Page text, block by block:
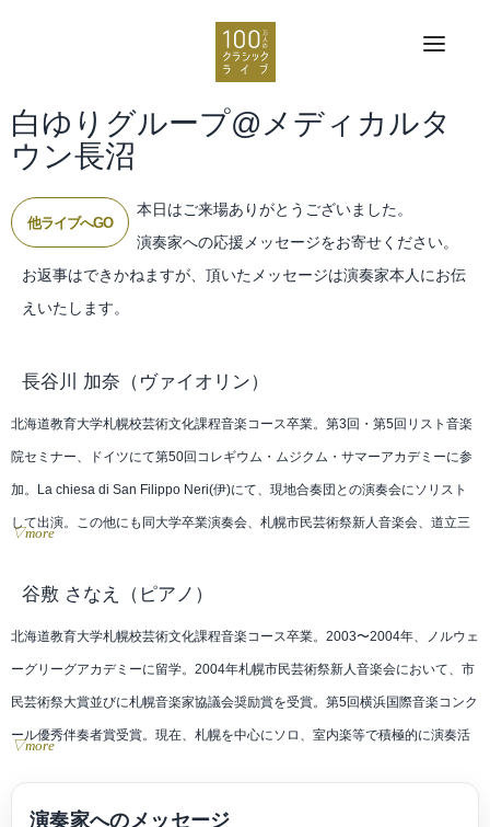
白ゆりグループ@メディカルタ
ウン長沼
他ライブへGO
本日はご来場ありがとうございました。
演奏家への応援メッセージをお寄せください。
お返事はできかねますが、頂いたメッセージは演奏家本人にお伝
えいたします。
長谷川 加奈 （ヴァイオリン）
北海道教育大学札幌校芸術文化課程音楽コース卒業。第3回・第5回リスト音楽
院セミナー、ドイツにて第50回コレギウム・ムジクム・サマーアカデミーに参
加。La chiesa di San Filippo Neri(伊)にて、現地合奏団との演奏会にソリスト
して出演。この他にも同大学卒業演奏会、札幌市民芸術祭新人音楽会、道立三
第112回桑園・JRふれあいコンサートなどに出演。札幌を中心に演奏活動を行
室内楽を宮内道子、柴田千賀子の各氏に師事。ヤマハヴァイオリン講師。弦楽
アンサンブルエルヴェメンバー。札幌音楽家協議会、ハイメス・アーティスト
各会員。
▽more
谷敷 さなえ （ピアノ）
北海道教育大学札幌校芸術文化課程音楽コース卒業。2003〜2004年、ノルウェ
ーグリーグアカデミーに留学。2004年札幌市民芸術祭新人音楽会において、市
民芸術祭大賞並びに札幌音楽家協議会奨励賞を受賞。第5回横浜国際音楽コンク
ール優秀伴奏者賞受賞。現在、札幌を中心にソロ、室内楽等で積極的に演奏活
▽more